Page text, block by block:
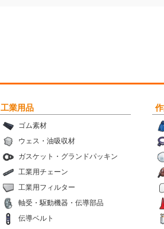
工業用品
ゴム素材
ウェス・油吸収材
ガスケット・グランドパッキン
工業用チェーン
工業用フィルター
軸受・駆動機器・伝導部品
伝導ベルト